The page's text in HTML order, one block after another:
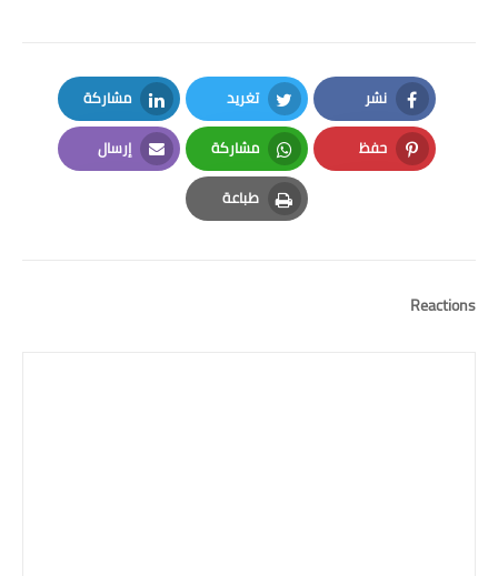
نشر
Facebook
تغريد
Twitter
مشاركة
LinkedIn
حفظ
Pinterest
مشاركة
Whatsapp
إرسال
Email
طباعة
Print
Reactions